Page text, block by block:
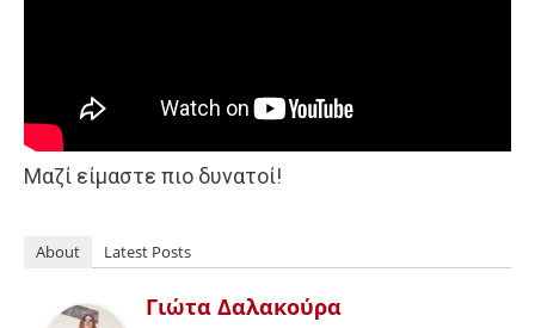
Μαζί είμαστε πιο δυνατοί!
About Latest Posts
Γιώτα Δαλακούρα